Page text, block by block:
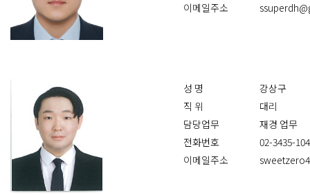
이메일주소
성 명
강상구
직 위
대리
담당업무
재경 업무
전화번호
02-3435-
이메일주소